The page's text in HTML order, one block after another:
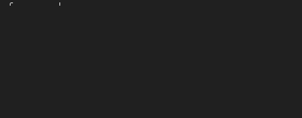
de sanar.